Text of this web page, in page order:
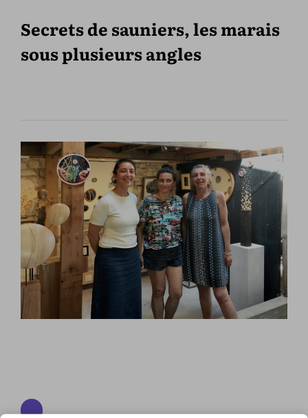
Secrets de sauniers, les marais
sous plusieurs angles